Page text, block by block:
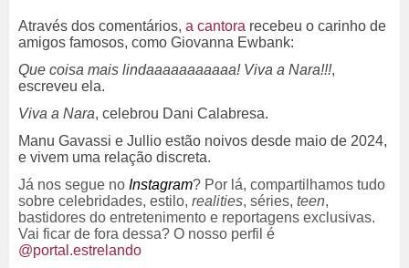
Através dos comentários, a cantora recebeu o carinho de
amigos famosos, como Giovanna Ewbank:
Que coisa mais lindaaaaaaaaaaa! Viva a Nara!!!,
escreveu ela.
Viva a Nara, celebrou Dani Calabresa.
Manu Gavassi e Jullio estão noivos desde maio de 2024,
e vivem uma relação discreta.
Já nos segue no Instagram? Por lá, compartilhamos tudo
sobre celebridades, estilo, realities, séries, teen,
bastidores do entretenimento e reportagens exclusivas.
Vai ficar de fora dessa? O nosso perfil é
@portal.estrelando